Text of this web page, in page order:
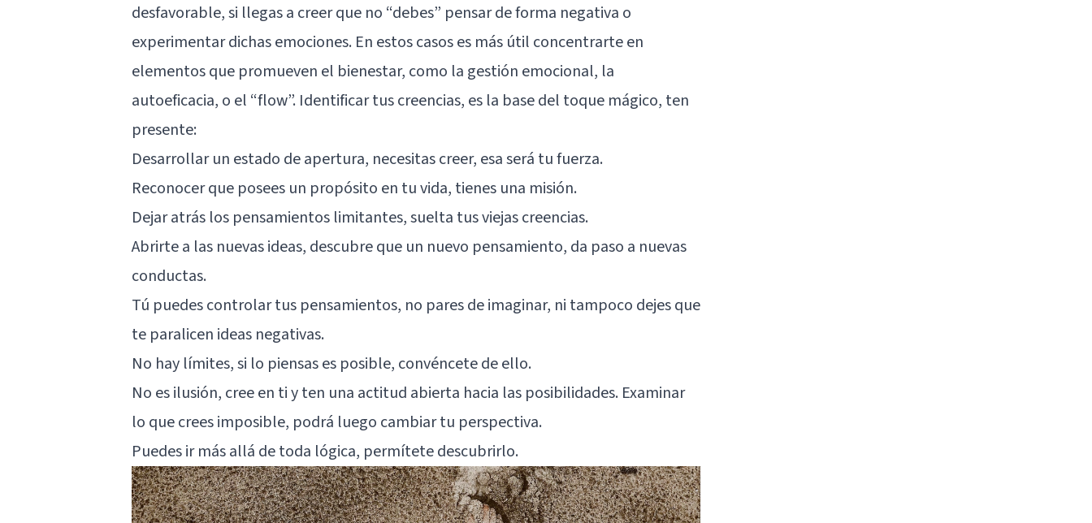
desfavorable, si llegas a creer que no “debes” pensar de forma negativa o
experimentar dichas emociones. En estos casos es más útil concentrarte en
elementos que promueven el bienestar, como la gestión emocional, la
autoeficacia, o el “flow”. Identificar tus creencias, es la base del toque mágico, ten
presente:
Desarrollar un estado de apertura, necesitas creer, esa será tu fuerza.
Reconocer que posees un propósito en tu vida, tienes una misión.
Dejar atrás los pensamientos limitantes, suelta tus viejas creencias.
Abrirte a las nuevas ideas, descubre que un nuevo pensamiento, da paso a nuevas
conductas.
Tú puedes controlar tus pensamientos, no pares de imaginar, ni tampoco dejes que
te paralicen ideas negativas.
No hay límites, si lo piensas es posible, convéncete de ello.
No es ilusión, cree en ti y ten una actitud abierta hacia las posibilidades. Examinar
lo que crees imposible, podrá luego cambiar tu perspectiva.
Puedes ir más allá de toda lógica, permítete descubrirlo.